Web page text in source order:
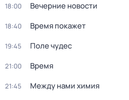
18:00 Вечерние новости
18:40 Время покажет
19:45 Поле чудес
21:00 Время
21:45 Между нами химия